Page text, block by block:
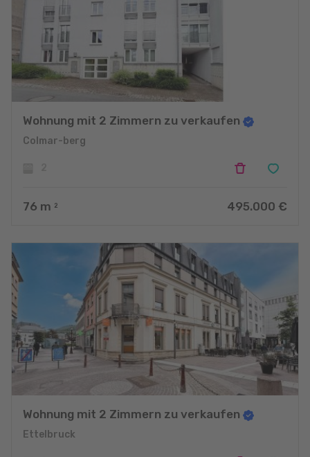
Wohnung mit 2 Zimmern zu verkaufen
Colmar-berg
76 m 2 495.000 €
Wohnung mit 2 Zimmern zu verkaufen
Ettelbruck